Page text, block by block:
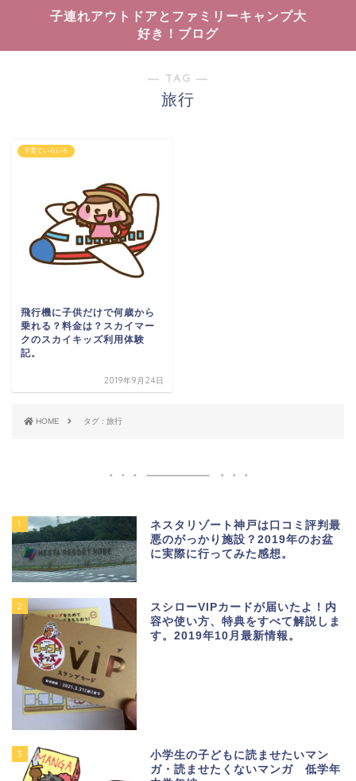
子連れアウトドアとファミリーキャンプ大
好き！ブログ
― TAG ―
旅行
子育ていろいろ
飛行機に子供だけで何歳から
乗れる？料金は？スカイマー
クのスカイキッズ利用体験
記。
2019年9月24日
HOME タグ : 旅行
1
ネスタリゾート神戸は口コミ評判最
悪のがっかり施設？2019年のお盆
に実際に行ってみた感想。
2
スシローVIPカードが届いたよ！内
容や使い方、特典をすべて解説しま
す。2019年10月最新情報。
3
小学生の子どもに読ませたいマン
ガ・読ませたくないマンガ 低学年